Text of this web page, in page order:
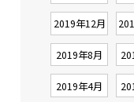
2019年12月
2019年8月
2019年4月